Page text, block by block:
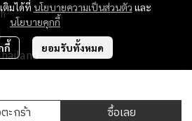
ะกร้า ซื้อเลย
ติมได้ที่ นโยบายความเป็นส่วนตัว และ
นโยบายคุกกี้
กี้ ยอมรับทั้งหมด
| Powered by ohkasakura-th.com